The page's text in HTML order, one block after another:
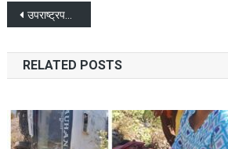
Post
navigation
उपराष्ट्रपति, श्री जगदीप धनखड़ ने कैंची धाम के दर्शन किए
RELATED POSTS